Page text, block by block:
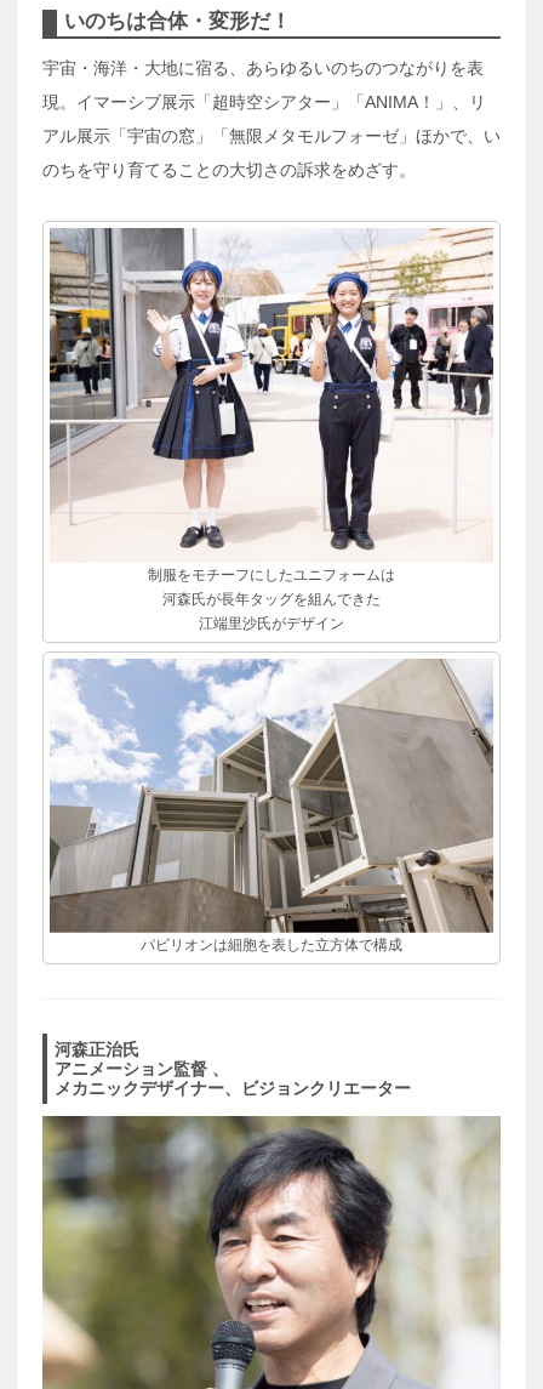
いのちは合体・変形だ！
宇宙・海洋・大地に宿る、あらゆるいのちのつながりを表
現。イマーシブ展示「超時空シアター」「ANIMA！」、リ
アル展示「宇宙の窓」「無限メタモルフォーゼ」ほかで、い
のちを守り育てることの大切さの訴求をめざす。
制服をモチーフにしたユニフォームは
河森氏が長年タッグを組んできた
江端里沙氏がデザイン
パビリオンは細胞を表した立方体で構成
河森正治氏
アニメーション監督 、
メカニックデザイナー、ビジョンクリエーター